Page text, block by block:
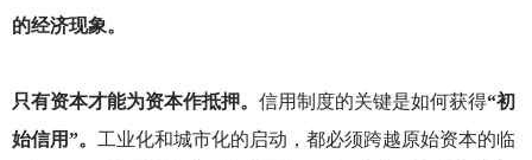
的经济现象。
只有资本才能为资本作抵押。 信用制度的关键是如何获得“初
始信用”。 工业化和城市化的启动，都必须跨越原始资本的临